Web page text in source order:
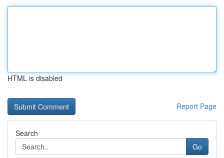
HTML is disabled
Report Page
Search
Go